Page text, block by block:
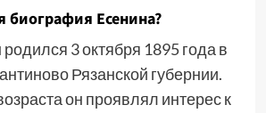
биография Есенина?
3 октября 1895 года в
Рязанской губернии.
он проявлял интерес к